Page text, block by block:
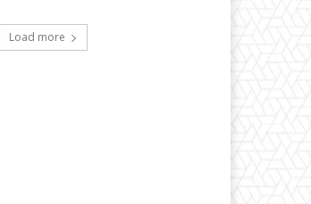
Load more